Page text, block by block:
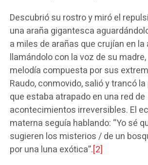
Descubrió su rostro y miró el
una araña gigantesca
a miles de arañas que crujían en la
llamándolo con la voz de su
melodía compuesta por sus
Raudo, conmovido, salió y trancó
que estaba atrapado en una red de
acontecimientos irreversibles. El
materna seguía hablando: “Yo sé
sugieren los misterios / de un
por una luna exótica”.[2]